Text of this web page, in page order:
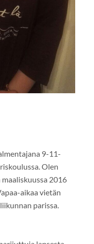
9-11-
Olen
2016
aikaa vietän
parissa.